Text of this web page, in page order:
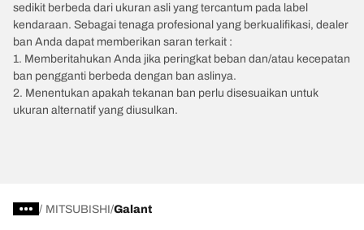
sedikit berbeda dari ukuran asli yang tercantum pada label
kendaraan. Sebagai tenaga profesional yang berkualifikasi, dealer
ban Anda dapat memberikan saran terkait :
1. Memberitahukan Anda jika peringkat beban dan/atau kecepatan
ban pengganti berbeda dengan ban aslinya.
2. Menentukan apakah tekanan ban perlu disesuaikan untuk
ukuran alternatif yang diusulkan.
/ MITSUBISHI Galant